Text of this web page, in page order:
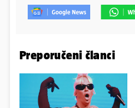
Preporučeni članci